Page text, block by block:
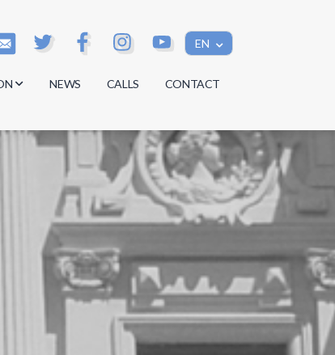
EN
NEWS CALLS CONTACT